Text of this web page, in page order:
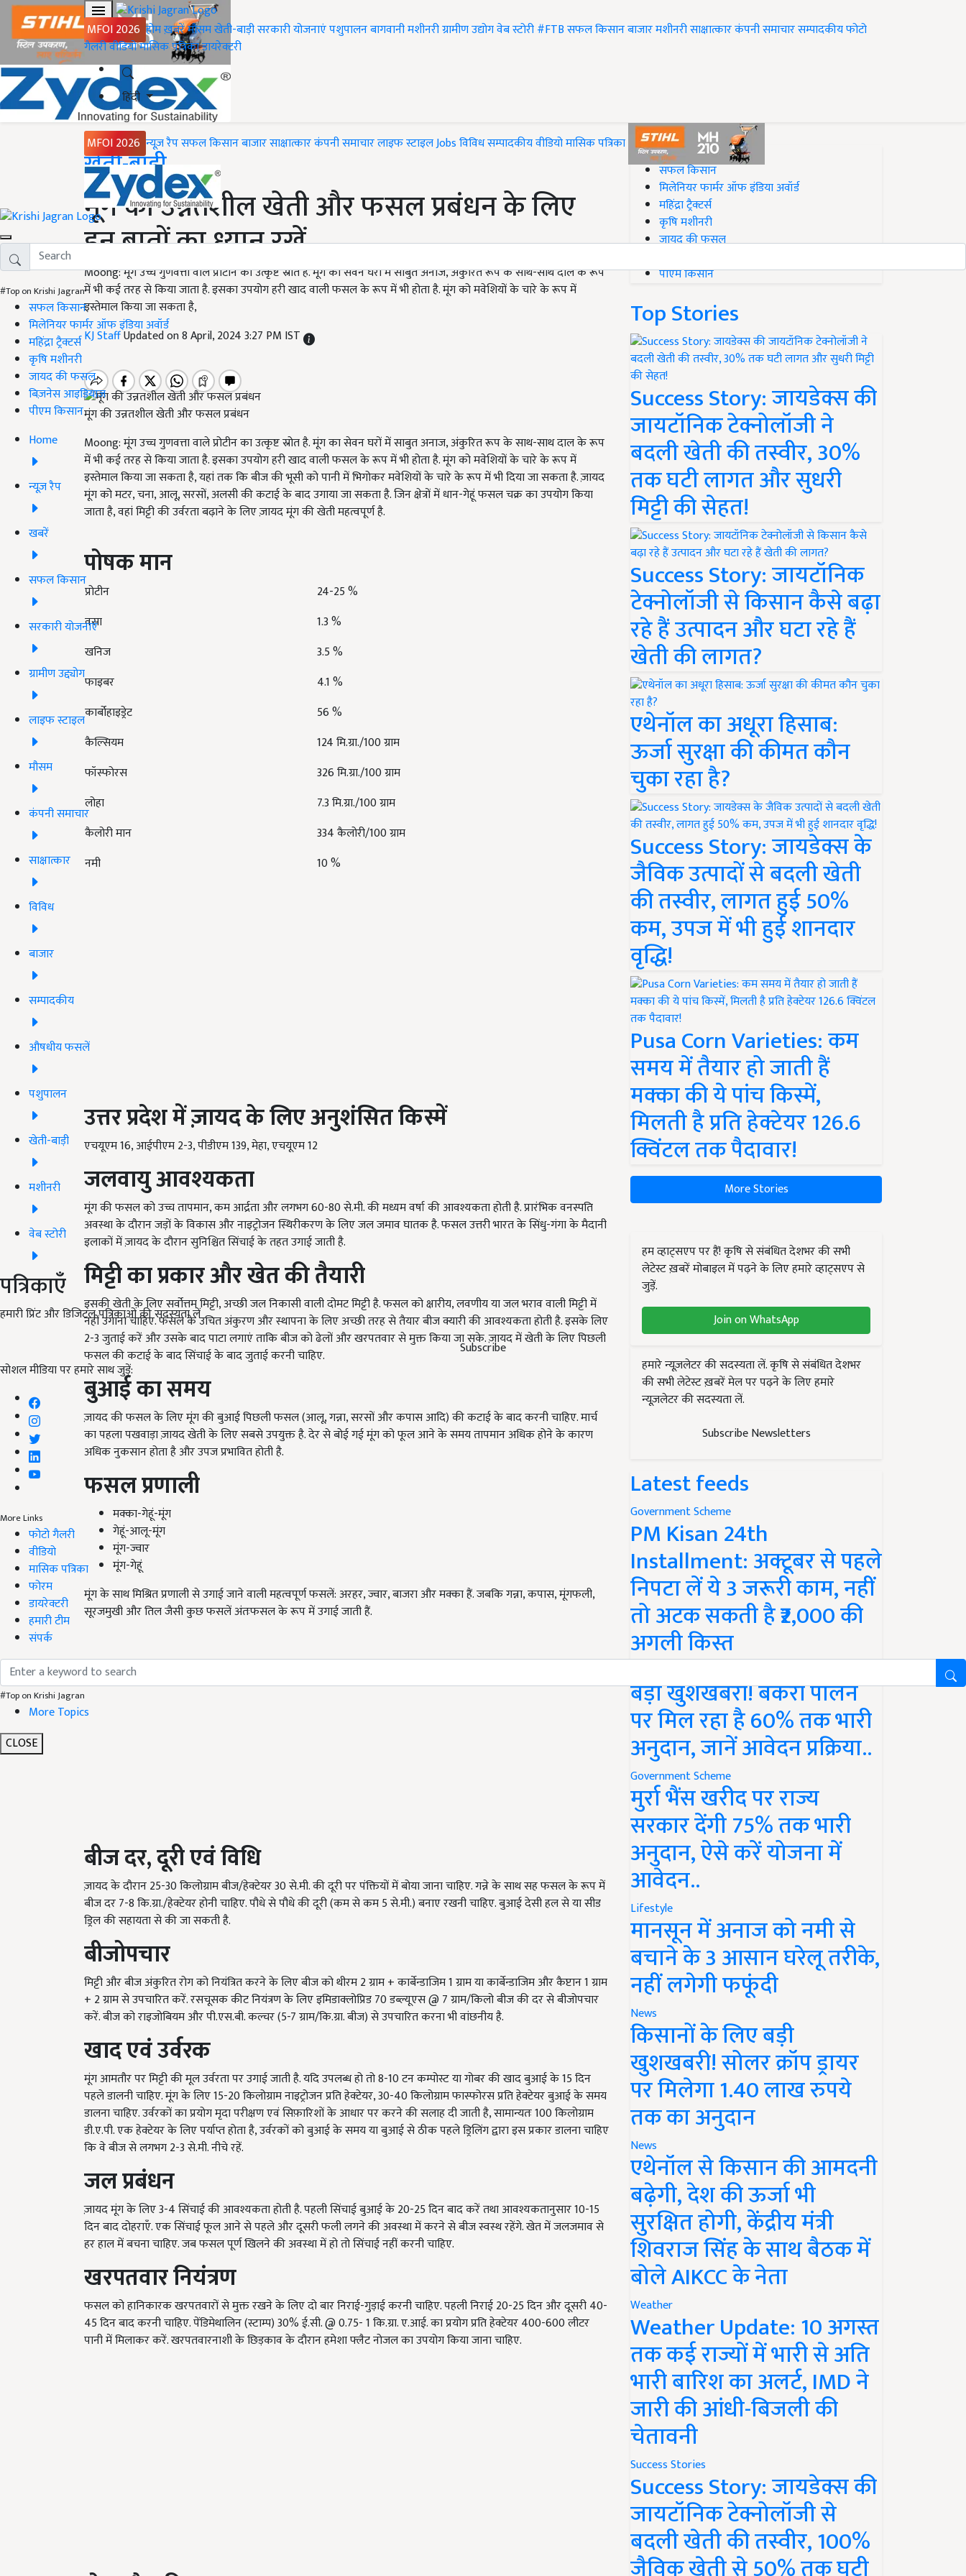
MFOI 2026 होमख़बरेंमौसमखेती-बाड़ीसरकारी योजनाएंपशुपालनबागवानीमशीनरीग्रामीण उद्योगवेब स्टोरी#FTBसफल किसानबाजारमशीनरीसाक्षात्कारकंपनी समाचारसम्पादकीयफोटो
गैलरीवीडियोमासिक पत्रिकाडायरेक्टरी
हिंदी
MFOI 2026 न्यूज़ रैपसफल किसानबाजारसाक्षात्कारकंपनी समाचारलाइफ स्टाइलJobsविविधसम्पादकीयवीडियोमासिक पत्रिका
#Top on Krishi Jagran
सफल किसान
मिलेनियर फार्मर ऑफ इंडिया अवॉर्ड
महिंद्रा ट्रैक्टर्स
कृषि मशीनरी
जायद की फसल
बिज़नेस आइडियाज
पीएम किसान
Home
न्यूज़ रैप
खबरें
सफल किसान
सरकारी योजनाएं
ग्रामीण उद्द्योग
लाइफ स्टाइल
मौसम
कंपनी समाचार
साक्षात्कार
विविध
बाजार
सम्पादकीय
औषधीय फसलें
पशुपालन
खेती-बाड़ी
मशीनरी
वेब स्टोरी
पत्रिकाएँ
हमारी प्रिंट और डिजिटल पत्रिकाओं की सदस्यता लें
Subscribe
सोशल मीडिया पर हमारे साथ जुड़ें:
More Links
फोटो गैलरी
वीडियो
मासिक पत्रिका
फोरम
डायरेक्टरी
हमारी टीम
संपर्क
#Top on Krishi Jagran
More Topics
CLOSE
Home
खेती-बाड़ी
मूंग की उन्नतशील खेती और फसल प्रबंधन के लिए
इन बातों का ध्यान रखें
Moong: मूंग उच्च गुणवत्ता वाले प्रोटीन का उत्कृष्ट स्रोत है. मूंग का सेवन घरों में साबुत अनाज, अंकुरित रूप के साथ-साथ दाल के रूप
में भी कई तरह से किया जाता है. इसका उपयोग हरी खाद वाली फसल के रूप में भी होता है. मूंग को मवेशियों के चारे के रूप में
इस्तेमाल किया जा सकता है,
KJ StaffUpdated on 8 April, 2024 3:27 PM IST
मूंग की उन्नतशील खेती और फसल प्रबंधन
Moong: मूंग उच्च गुणवत्ता वाले प्रोटीन का उत्कृष्ट स्रोत है. मूंग का सेवन घरों में साबुत अनाज, अंकुरित रूप के साथ-साथ दाल के रूप
में भी कई तरह से किया जाता है. इसका उपयोग हरी खाद वाली फसल के रूप में भी होता है. मूंग को मवेशियों के चारे के रूप में
इस्तेमाल किया जा सकता है, यहां तक कि बीज की भूसी को पानी में भिगोकर मवेशियों के चारे के रूप में भी दिया जा सकता है. ज़ायद
मूंग को मटर, चना, आलू, सरसों, अलसी की कटाई के बाद उगाया जा सकता है. जिन क्षेत्रों में धान-गेहूं फसल चक्र का उपयोग किया
जाता है, वहां मिट्टी की उर्वरता बढ़ाने के लिए ज़ायद मूंग की खेती महत्वपूर्ण है.
पोषकमान
प्रोटीन
24-25 %
वसा
1.3 %
खनिज
3.5 %
फाइबर
4.1 %
कार्बोहाइड्रेट
56 %
कैल्सियम
124 मि.ग्रा./100 ग्राम
फॉस्फोरस
326 मि.ग्रा./100 ग्राम
लोहा
7.3 मि.ग्रा./100 ग्राम
कैलोरी मान
334 कैलोरी/100 ग्राम
नमी
10 %
उत्तरप्रदेशमेंज़ायदकेलिएअनुशंसितकिस्में
एचयूएम 16, आईपीएम 2-3, पीडीएम 139, मेहा, एचयूएम 12
जलवायुआवश्यकता
मूंग की फसल को उच्च तापमान, कम आर्द्रता और लगभग 60-80 से.मी. की मध्यम वर्षा की आवश्यकता होती है. प्रारंभिक वनस्पति
अवस्था के दौरान जड़ों के विकास और नाइट्रोजन स्थिरीकरण के लिए जल जमाव घातक है. फसल उत्तरी भारत के सिंधु-गंगा के मैदानी
इलाकों में ज़ायद के दौरान सुनिश्चित सिंचाई के तहत उगाई जाती है.
मिट्टीकाप्रकारऔरखेतकीतैयारी
इसकी खेती के लिए सर्वोत्तम मिट्टी, अच्छी जल निकासी वाली दोमट मिट्टी है. फसल को क्षारीय, लवणीय या जल भराव वाली मिट्टी में
नहीं उगाना चाहिए. फसल के उचित अंकुरण और स्थापना के लिए अच्छी तरह से तैयार बीज क्यारी की आवश्यकता होती है. इसके लिए
2-3 जुताई करें और उसके बाद पाटा लगाएं ताकि बीज को ढेलों और खरपतवार से मुक्त किया जा सके. ज़ायद में खेती के लिए पिछली
फसल की कटाई के बाद सिंचाई के बाद जुताई करनी चाहिए.
बुआईकासमय
ज़ायद की फसल के लिए मूंग की बुआई पिछली फसल (आलू, गन्ना, सरसों और कपास आदि) की कटाई के बाद करनी चाहिए. मार्च
का पहला पखवाड़ा ज़ायद खेती के लिए सबसे उपयुक्त है. देर से बोई गई मूंग को फूल आने के समय तापमान अधिक होने के कारण
अधिक नुकसान होता है और उपज प्रभावित होती है.
फसलप्रणाली
मक्का-गेहूं-मूंग
गेहूं-आलू-मूंग
मूंग-ज्वार
मूंग-गेहूं
मूंग के साथ मिश्रित प्रणाली से उगाई जाने वाली महत्वपूर्ण फसलें: अरहर, ज्वार, बाजरा और मक्का हैं. जबकि गन्ना, कपास, मूंगफली,
सूरजमुखी और तिल जैसी कुछ फसलें अंतःफसल के रूप में उगाई जाती हैं.
बीजदर,दूरीएवंविधि
ज़ायद के दौरान 25-30 किलोग्राम बीज/हेक्टेयर 30 से.मी. की दूरी पर पंक्तियों में बोया जाना चाहिए. गन्ने के साथ सह फसल के रूप में
बीज दर 7-8 कि.ग्रा./हेक्टेयर होनी चाहिए. पौधे से पौधे की दूरी (कम से कम 5 से.मी.) बनाए रखनी चाहिए. बुआई देसी हल से या सीड
ड्रिल की सहायता से की जा सकती है.
बीजोपचार
मिट्टी और बीज अंकुरित रोग को नियंत्रित करने के लिए बीज को थीरम 2 ग्राम + कार्बेन्डाजिम 1 ग्राम या कार्बेन्डाजिम और कैप्टान 1 ग्राम
+ 2 ग्राम से उपचारित करें. रसचूसक कीट नियंत्रण के लिए इमिडाक्लोप्रिड 70 डब्ल्यूएस @ 7 ग्राम/किलो बीज की दर से बीजोपचार
करें. बीज को राइजोबियम और पी.एस.बी. कल्चर (5-7 ग्राम/कि.ग्रा. बीज) से उपचारित करना भी वांछनीय है.
खादएवंउर्वरक
मूंग आमतौर पर मिट्टी की मूल उर्वरता पर उगाई जाती है. यदि उपलब्ध हो तो 8-10 टन कम्पोस्ट या गोबर की खाद बुआई के 15 दिन
पहले डालनी चाहिए. मूंग के लिए 15-20 किलोग्राम नाइट्रोजन प्रति हेक्टेयर, 30-40 किलोग्राम फास्फोरस प्रति हेक्टेयर बुआई के समय
डालना चाहिए. उर्वरकों का प्रयोग मृदा परीक्षण एवं सिफ़ारिशों के आधार पर करने की सलाह दी जाती है, सामान्यतः 100 किलोग्राम
डी.ए.पी. एक हेक्टेयर के लिए पर्याप्त होता है, उर्वरकों को बुआई के समय या बुआई से ठीक पहले ड्रिलिंग द्वारा इस प्रकार डालना चाहिए
कि वे बीज से लगभग 2-3 से.मी. नीचे रहें.
जलप्रबंधन
ज़ायद मूंग के लिए 3-4 सिंचाई की आवश्यकता होती है. पहली सिंचाई बुआई के 20-25 दिन बाद करें तथा आवश्यकतानुसार 10-15
दिन बाद दोहराएँ. एक सिंचाई फूल आने से पहले और दूसरी फली लगने की अवस्था में करने से बीज स्वस्थ रहेंगे. खेत में जलजमाव से
हर हाल में बचना चाहिए. जब फसल पूर्ण खिलने की अवस्था में हो तो सिंचाई नहीं करनी चाहिए.
खरपतवारनियंत्रण
फसल को हानिकारक खरपतवारों से मुक्त रखने के लिए दो बार निराई-गुड़ाई करनी चाहिए. पहली निराई 20-25 दिन और दूसरी 40-
45 दिन बाद करनी चाहिए. पेंडिमेथालिन (स्टाम्प) 30% ई.सी. @ 0.75- 1 कि.ग्रा. ए.आई. का प्रयोग प्रति हेक्टेयर 400-600 लीटर
पानी में मिलाकर करें. खरपतवारनाशी के छिड़काव के दौरान हमेशा फ्लैट नोजल का उपयोग किया जाना चाहिए.
#Top on Krishi Jagran
सफल किसान
मिलेनियर फार्मर ऑफ इंडिया अवॉर्ड
महिंद्रा ट्रैक्टर्स
कृषि मशीनरी
जायद की फसल
पीएम किसान
Top Stories
Success Story: जायडेक्स की
जायटॉनिक टेक्नोलॉजी ने
बदली खेती की तस्वीर, 30%
तक घटी लागत और सुधरी
मिट्टी की सेहत!
Success Story: जायटॉनिक
टेक्नोलॉजी से किसान कैसे बढ़ा
रहे हैं उत्पादन और घटा रहे हैं
खेती की लागत?
एथेनॉल का अधूरा हिसाब:
ऊर्जा सुरक्षा की कीमत कौन
चुका रहा है?
Success Story: जायडेक्स के
जैविक उत्पादों से बदली खेती
की तस्वीर, लागत हुई 50%
कम, उपज में भी हुई शानदार
वृद्धि!
Pusa Corn Varieties: कम
समय में तैयार हो जाती हैं
मक्का की ये पांच किस्में,
मिलती है प्रति हेक्टेयर 126.6
क्विंटल तक पैदावार!
More Stories
हम व्हाट्सएप पर हैं! कृषि से संबंधित देशभर की सभी
लेटेस्ट ख़बरें मोबाइल में पढ़ने के लिए हमारे व्हाट्सएप से
जुड़ें.
Join on WhatsApp
हमारे न्यूज़लेटर की सदस्यता लें. कृषि से संबंधित देशभर
की सभी लेटेस्ट ख़बरें मेल पर पढ़ने के लिए हमारे
न्यूज़लेटर की सदस्यता लें.
Subscribe Newsletters
Latest feeds
Government Scheme
PM Kisan 24th
Installment: अक्टूबर से पहले
निपटा लें ये 3 जरूरी काम, नहीं
तो अटक सकती है ₹2,000 की
अगली किस्त
बड़ी खुशखबरी! बकरी पालन
पर मिल रहा है 60% तक भारी
अनुदान, जानें आवेदन प्रक्रिया..
Government Scheme
मुर्रा भैंस खरीद पर राज्य
सरकार देंगी 75% तक भारी
अनुदान, ऐसे करें योजना में
आवेदन..
Lifestyle
मानसून में अनाज को नमी से
बचाने के 3 आसान घरेलू तरीके,
नहीं लगेगी फफूंदी
News
किसानों के लिए बड़ी
खुशखबरी! सोलर क्रॉप ड्रायर
पर मिलेगा 1.40 लाख रुपये
तक का अनुदान
News
एथेनॉल से किसान की आमदनी
बढ़ेगी, देश की ऊर्जा भी
सुरक्षित होगी, केंद्रीय मंत्री
शिवराज सिंह के साथ बैठक में
बोले AIKCC के नेता
Weather
Weather Update: 10 अगस्त
तक कई राज्यों में भारी से अति
भारी बारिश का अलर्ट, IMD ने
जारी की आंधी-बिजली की
चेतावनी
Success Stories
Success Story: जायडेक्स की
जायटॉनिक टेक्नोलॉजी से
बदली खेती की तस्वीर, 100%